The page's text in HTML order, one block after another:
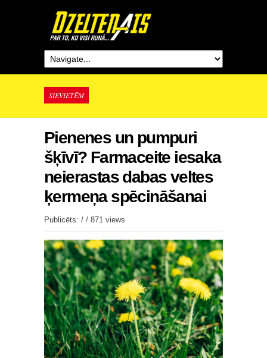
SIEVIETĒM
Pienenes un pumpuri
šķīvī? Farmaceite iesaka
neierastas dabas veltes
ķermeņa spēcināšanai
Publicēts: / / 871 views